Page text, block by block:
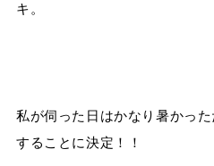
キ。
私が伺った日はかなり暑かっ
することに決定！！